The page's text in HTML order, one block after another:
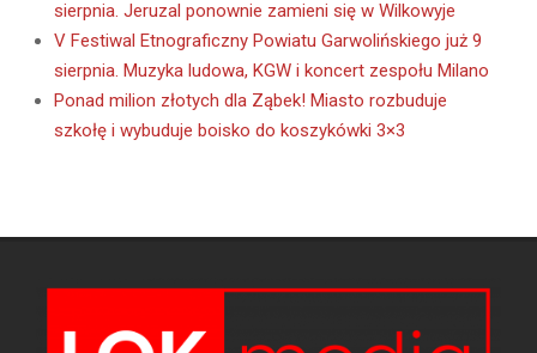
sierpnia. Jeruzal ponownie zamieni się w Wilkowyje
V Festiwal Etnograficzny Powiatu Garwolińskiego już 9
sierpnia. Muzyka ludowa, KGW i koncert zespołu Milano
Ponad milion złotych dla Ząbek! Miasto rozbuduje
szkołę i wybuduje boisko do koszykówki 3×3